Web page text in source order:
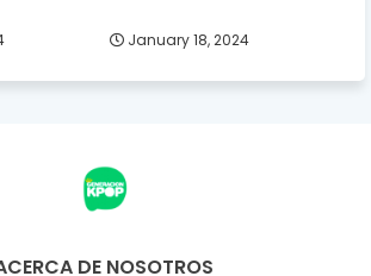
January 18, 2024
DE NOSOTROS